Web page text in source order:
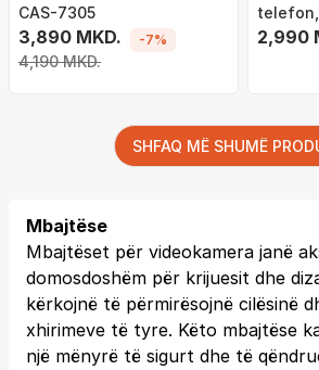
CAS-7305
3,890 MKD.
4,190 MKD.
-7%
tripod i
2,990
SHFAQ MË SHUMË
Mbajtëse
Mbajtëset për videokamera janë
domosdoshëm për krijuesit dhe
kërkojnë të përmirësojnë cilësinë
xhirimeve të tyre. Këto mbajtëse
një mënyrë të sigurt dhe të